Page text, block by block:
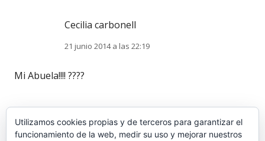
Cecilia carbonell
21 junio 2014 a las 22:19
Mi Abuela!!!! ????
Utilizamos cookies propias y de terceros para garantizar el
funcionamiento de la web, medir su uso y mejorar nuestros